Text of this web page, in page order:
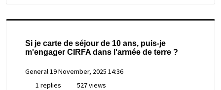
Si je carte de séjour de 10 ans, puis-je
m'engager CIRFA dans l'armée de terre ?
General19 November, 2025 14:36
1 replies
527 views